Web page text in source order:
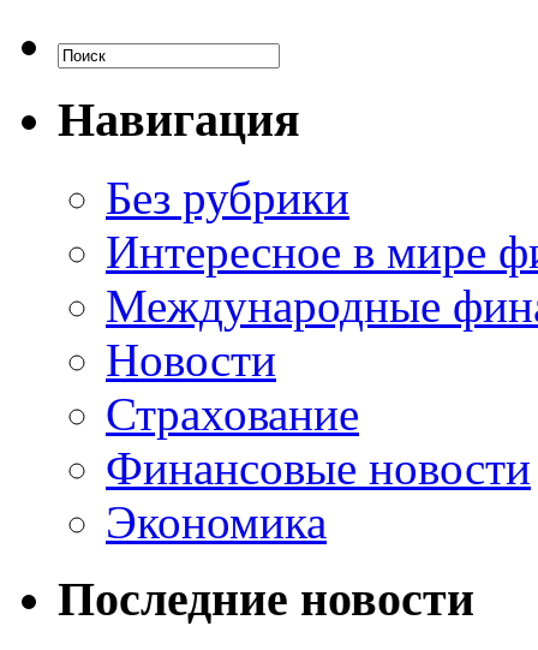
Навигация
Без рубрики
Интересное в мире
Международные
Новости
Страхование
Финансовые новости
Экономика
Последние новости